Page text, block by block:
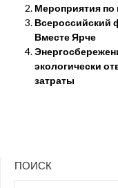
Мероприятия
Всероссийский
Вместе Ярче
экологически
затраты
ПОИСК